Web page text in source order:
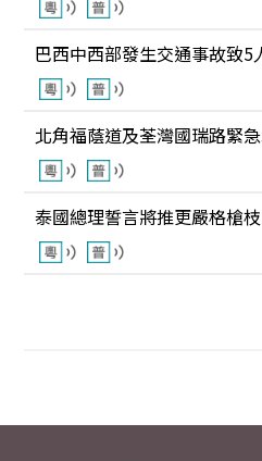
巴西中西部發生交通事故致5
北角福蔭道及荃灣國瑞路緊
泰國總理誓言將推更嚴格槍